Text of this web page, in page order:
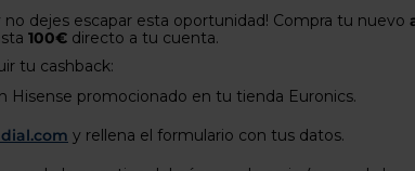
no dejes escapar esta oportunidad! Compra tu nuevo
100€ directo a tu cuenta.
tu cashback:
Hisense promocionado en tu tienda Euronics.
y rellena el formulario con tus datos.